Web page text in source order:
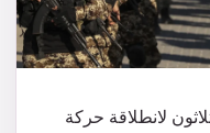
لانطلاقة حركة